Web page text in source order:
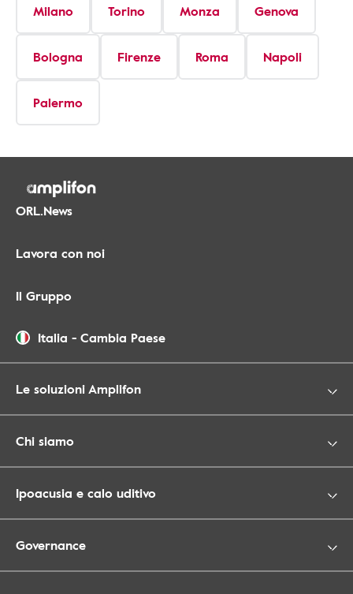
Milano Torino Monza Genova
Bologna Firenze Roma Napoli
Palermo
ORL.News
Lavora con noi
Il Gruppo
Italia - Cambia Paese
Le soluzioni Amplifon
Chi siamo
Ipoacusia e calo uditivo
Governance